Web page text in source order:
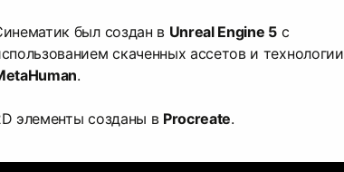
был создан в Unreal Engine 5с
скаченных ассетов и технологии
.
элементы созданы в Procreate.